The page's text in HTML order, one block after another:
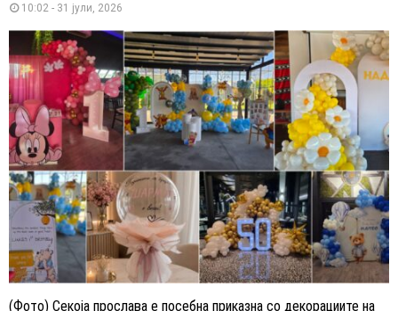
10:02 - 31 јули, 2026
(Фото) Секоја прослава е посебна приказна со декорациите на